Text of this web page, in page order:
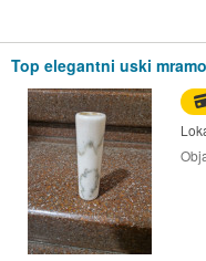
Top elegantni uski